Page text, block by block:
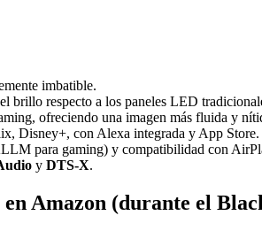
imbatible.
brillo respecto a los paneles LED
ofreciendo una imagen más fluida y
Disney+, con Alexa integrada y App Store.
para gaming) y compatibilidad con
y DTS-X.
Amazon (durante el